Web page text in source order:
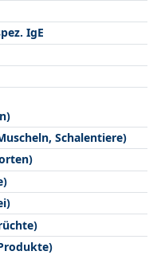
IgE
Schalentiere)